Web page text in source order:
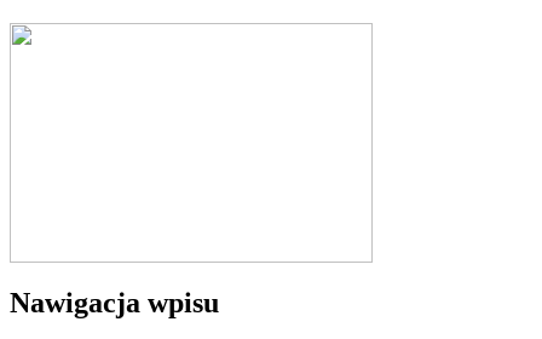
Nawigacja wpisu